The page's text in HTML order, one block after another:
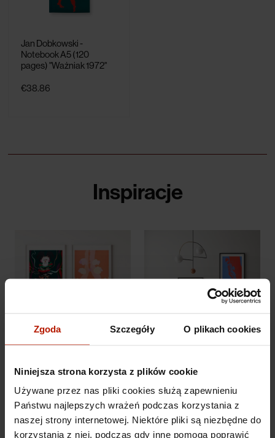
Zgoda Szczegóły O plikach cookies
Niniejsza strona korzysta z plików cookie
Używane przez nas pliki cookies służą zapewnieniu
Państwu najlepszych wrażeń podczas korzystania z
naszej strony internetowej. Niektóre pliki są niezbędne do
korzystania z niej, podczas gdy inne pomogą poprawić
Jan Dobkowski -
Notebook A5 (120
pages) "Ważniak 1972"
€38.86
Inspiracje